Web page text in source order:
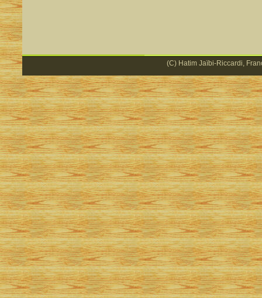
(C) Hatim Jaïbi-Riccardi,